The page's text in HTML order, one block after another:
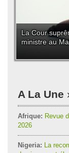
La Cour
ministre au
A La Une
Afrique: Revue
2026
Nigeria: La